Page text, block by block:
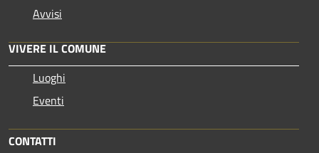
Avvisi
VIVERE IL COMUNE
Luoghi
Eventi
CONTATTI